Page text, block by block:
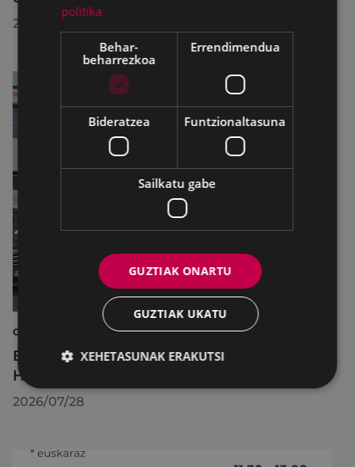
2026/07/29
GARAPEN EKONOMIKOA, ENPLEGUA ETA BERRIKUNTZA
Eibarko Udalak ongietorria eman dio
HANSA-FLEX enpresaren proiektuari
2026/07/28
politika
Behar-
beharrezkoa
Errendimendua
Bideratzea Funtzionaltasuna
Sailkatu gabe
GUZTIAK ONARTU
GUZTIAK UKATU
XEHETASUNAK ERAKUTSI